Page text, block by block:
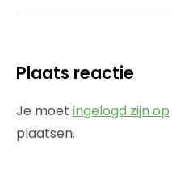
Plaats reactie
Je moet ingelogd zijn op
plaatsen.